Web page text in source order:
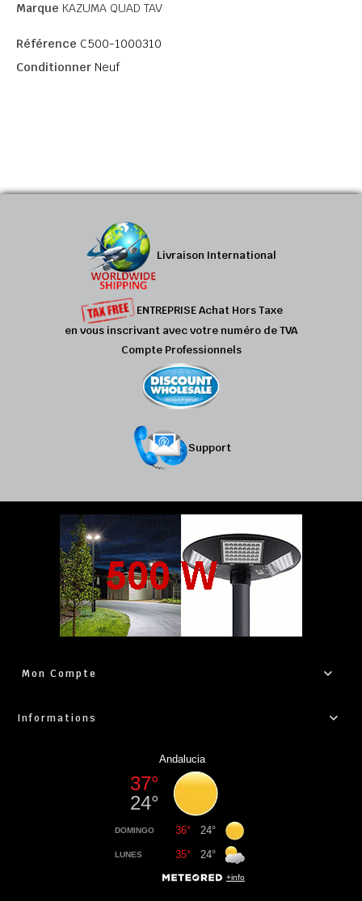
Marque KAZUMA QUAD TAV
Référence C500-1000310
Conditionner Neuf
Livraison International
ENTREPRISE Achat Hors Taxe
en vous inscrivant avec votre numéro de TVA
Compte Professionnels
Support
Mon Compte
Informations